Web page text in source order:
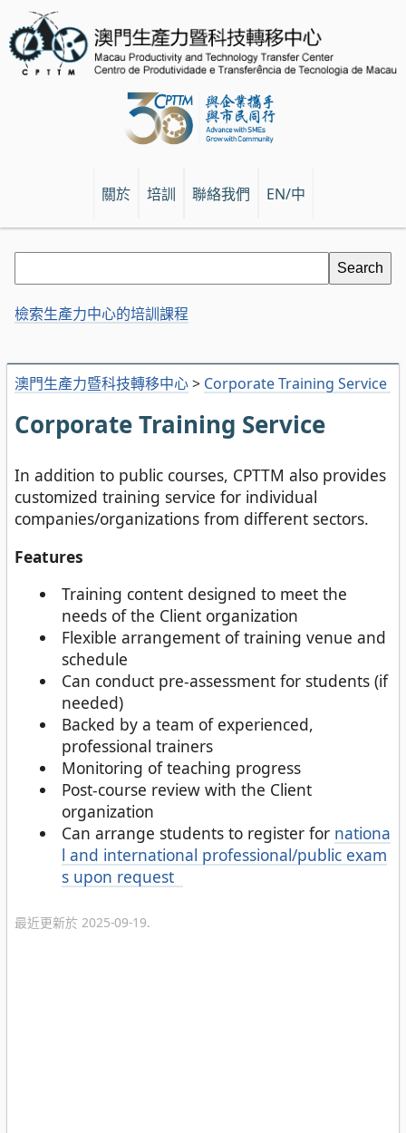
關於 培訓 聯絡我們 EN/中
澳門生產力暨科技轉移中心> Corporate Training Service
Corporate Training Service
In addition to public courses, CPTTM also provides
customized training service for individual
companies/organizations from different sectors.
Features
Training content designed to meet the
needs of the Client organization
Flexible arrangement of training venue and
schedule
Can conduct pre-assessment for students (if
needed)
Backed by a team of experienced,
professional trainers
Monitoring of teaching progress
Post-course review with the Client
organization
Can arrange students to register for nationa
l and international professional/public exam
s upon request
最近更新於 2025-09-19.
檢索生產力中心的培訓課程